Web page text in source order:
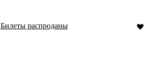
Билеты распроданы